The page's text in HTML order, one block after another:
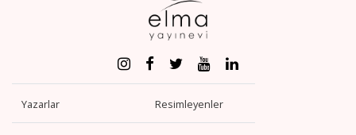
Yazarlar Resimleyenler